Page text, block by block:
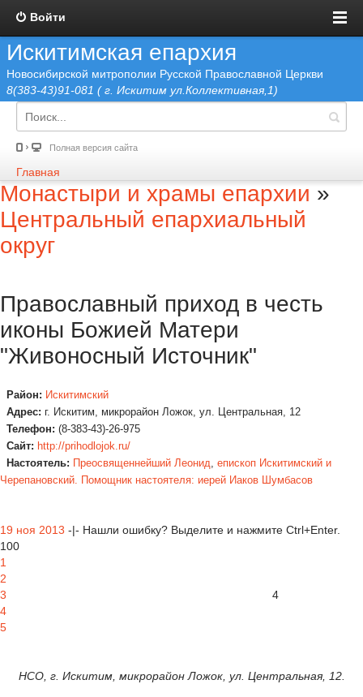
Войти
Искитимская епархия
Новосибирской митрополии Русской Православной Церкви
8(383-43)91-081 ( г. Искитим ул.Коллективная,1)
Полная версия сайта
Главная
Монастыри и храмы епархии »
Центральный епархиальный
округ
Православный приход в честь
иконы Божией Матери
"Живоносный Источник"
Район: Искитимский
Адрес: г. Искитим, микрорайон Ложок, ул. Центральная, 12
Телефон: (8-383-43)-26-975
Сайт: http://prihodlojok.ru/
Настоятель: Преосвященнейший Леонид, епископ Искитимский и
Черепановский. Помощник настоятеля: иерей Иаков Шумбасов
19 ноя 2013 -|- Нашли ошибку? Выделите и нажмите Ctrl+Enter.
100
1
2
3
4
5
4
НСО, г. Искитим, микрорайон Ложок, ул. Центральная, 12.